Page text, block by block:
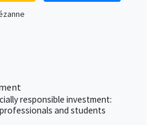
responsible investment:
and students